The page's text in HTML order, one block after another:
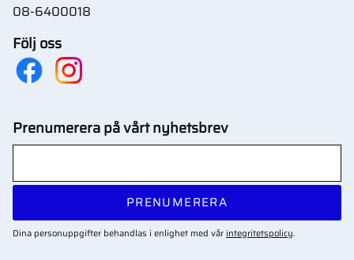
08-6400018
Följ oss
Prenumerera på vårt nyhetsbrev
PRENUMERERA
Dina personuppgifter behandlas i enlighet med vår integritetspolicy.